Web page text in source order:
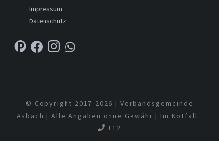
Impressum
Datenschutz
© Copyright 2017-2026 | Verbandsgemeinde
Asbach | Alle Angaben ohne Gewähr | Im Notfall:
112